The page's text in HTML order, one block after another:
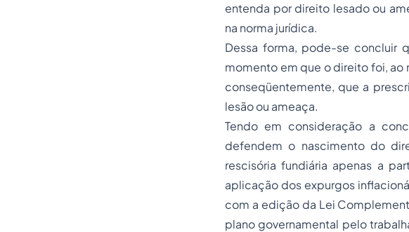
entenda por direito lesado ou
na norma jurídica.
Dessa forma, pode-se concluir
momento em que o direito foi, ao
conseqüentemente, que a
lesão ou ameaça.
Tendo em consideração a
defendem o nascimento do
rescisória fundiária apenas a
aplicação dos expurgos
com a edição da Lei
plano governamental pelo